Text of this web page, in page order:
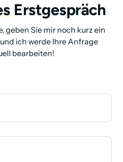
Erstgespräch
geben Sie mir noch kurz ein
ich werde Ihre Anfrage
bearbeiten!